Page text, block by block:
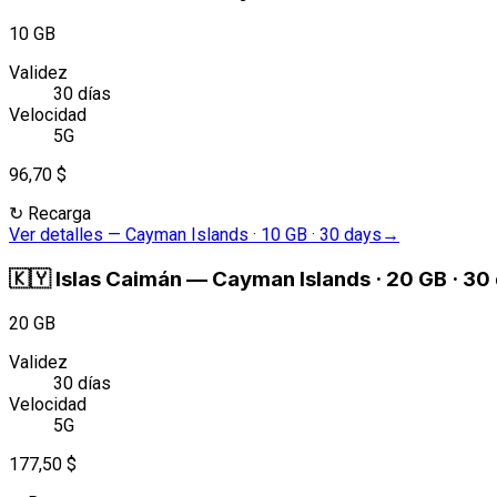
10 GB
Validez
30 días
Velocidad
5G
96,70 $
↻ Recarga
Ver detalles — Cayman Islands · 10 GB · 30 days →
🇰🇾 Islas Caimán — Cayman Islands · 20 GB ·
20 GB
Validez
30 días
Velocidad
5G
177,50 $